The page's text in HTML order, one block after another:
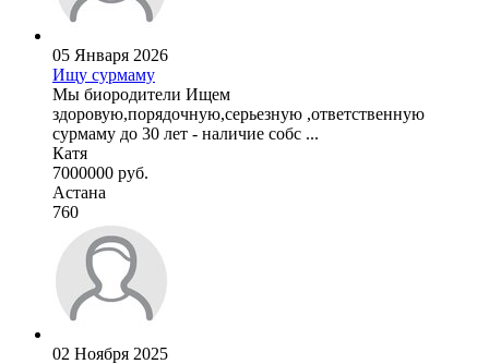
05 Января 2026
Ищу сурмаму
Мы биородители Ищем
здоровую,порядочную,серьезную ,ответственную
сурмаму до 30 лет - наличие собс ...
Катя
7000000 руб.
Астана
760
02 Ноября 2025